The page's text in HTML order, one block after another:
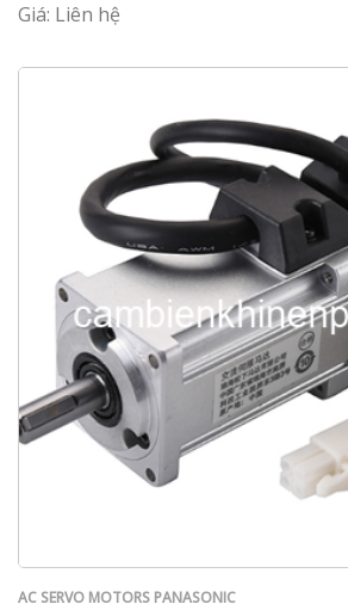
Giá: Liên hệ
AC SERVO MOTORS PANASONIC